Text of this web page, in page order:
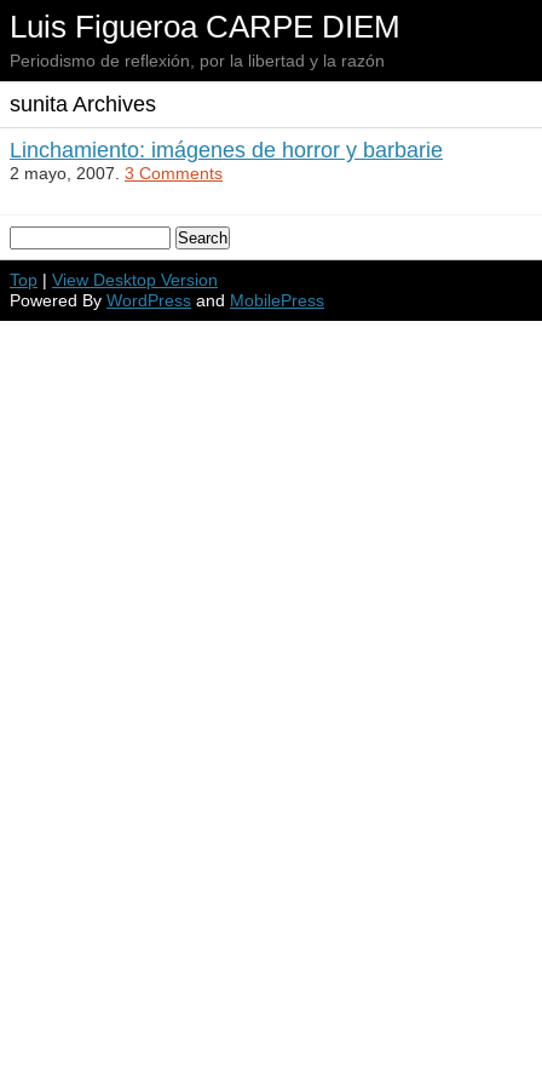
Luis Figueroa CARPE DIEM
Periodismo de reflexión, por la libertad y la razón
sunita Archives
Linchamiento: imágenes de horror y barbarie
2 mayo, 2007. 3 Comments
Top | View Desktop Version
Powered By WordPress and MobilePress